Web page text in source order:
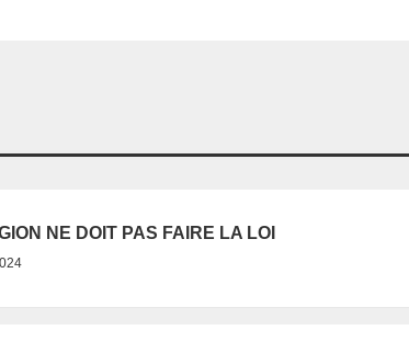
NE DOIT PAS FAIRE LA LOI